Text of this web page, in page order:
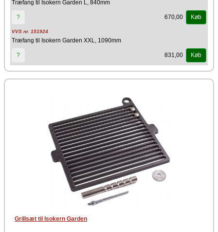
Træfang til Isokern Garden L, 840mm
? 670,00 Køb
VVS nr. 151924
Træfang til Isokern Garden XXL, 1090mm
? 831,00 Køb
Grillsæt til Isokern Garden